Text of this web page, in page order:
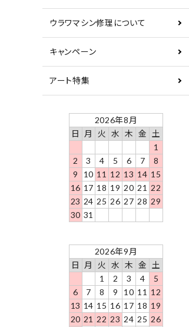
ウラワマシン修理について
キャンペーン
アート特集
2026年8月
日
月 火 水 木 金
土
1
2
3 4 5 6 7
8
9
10 11 12 13 14 15
16 17 18 19 20 21 22
23 24 25 26 27 28 29
30 31
2026年9月
日
月 火 水 木 金
土
1
2 3 4
5
6
7 8 9 10 11 12
13 14 15 16 17 18 19
20 21 22 23 24 25 26